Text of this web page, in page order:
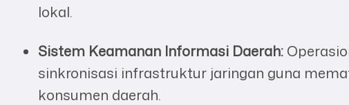
lokal.
Sistem Keamanan Informasi Daerah:
sinkronisasi infrastruktur jaringan guna
konsumen daerah.